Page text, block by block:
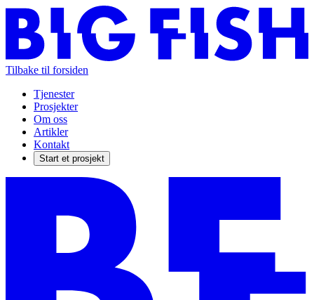
Tilbake til forsiden
Tjenester
Prosjekter
Om oss
Artikler
Kontakt
Start et prosjekt